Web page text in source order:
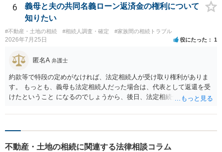
相続権がある可能性があります。
6
義母と夫の共同名義ローン返済金の権利について
知りたい
#不動産・土地の相続 #相続人調査・確定 #家族間の相続トラブル
2026年7月25日 役にたった 1
匿名A 弁護士
約款等で特段の定めがなければ、法定相続人が受け取り権利がありま
す。 もっとも、義母も法定相続人だった場合は、代表として返還を受
けたということ になるのでしょうから、後日、法定相続分に基づいて
不動産・土地の相続に関連する法律相談コラム